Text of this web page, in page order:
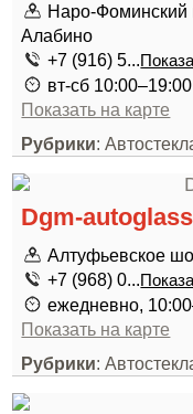
Наро-Фоминский
Алабино
+7 (916) 5...
вт-сб 10:00–19:00
Показать на карте
Рубрики:
Dgm-autoglass
Алтуфьевское
+7 (968) 0...
ежедневно,
Показать на карте
Рубрики: